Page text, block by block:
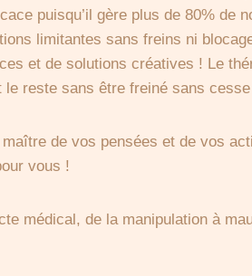
puisqu’il gère plus de 80% de
limitantes sans freins ni
et de solutions créatives ! Le
le reste sans être freiné sans
de vos pensées et de vos
vous !
médical, de la manipulation à